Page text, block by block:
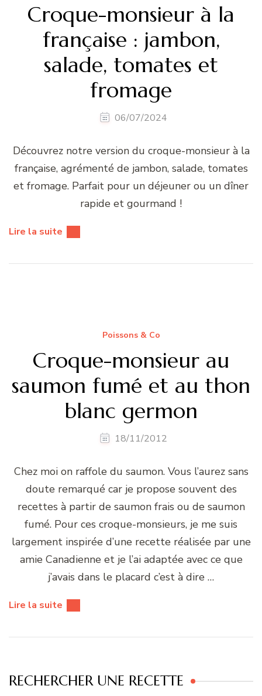
Croque-monsieur à la
française : jambon,
salade, tomates et
fromage
06/07/2024
Découvrez notre version du croque-monsieur à la
française, agrémenté de jambon, salade, tomates
et fromage. Parfait pour un déjeuner ou un dîner
rapide et gourmand !
Lire la suite
Poissons & Co
Croque-monsieur au
saumon fumé et au thon
blanc germon
18/11/2012
Chez moi on raffole du saumon. Vous l’aurez sans
doute remarqué car je propose souvent des
recettes à partir de saumon frais ou de saumon
fumé. Pour ces croque-monsieurs, je me suis
largement inspirée d’une recette réalisée par une
amie Canadienne et je l’ai adaptée avec ce que
j’avais dans le placard c’est à dire …
Lire la suite
RECHERCHER UNE RECETTE